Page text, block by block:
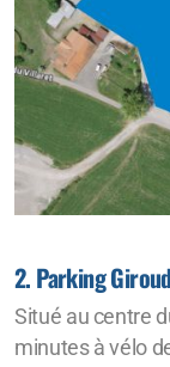
2. Parking
Situé au centre
minutes à vélo